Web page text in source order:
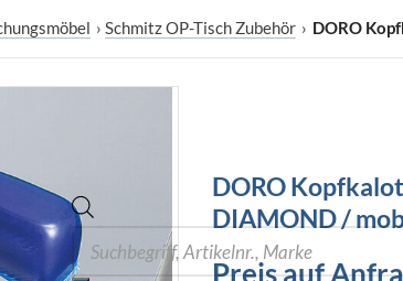
› Schmitz OP-Tisch Zubehör › DORO
DORO
DIAMOND /
Preis auf